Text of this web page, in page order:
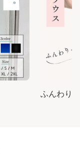
ふんわり